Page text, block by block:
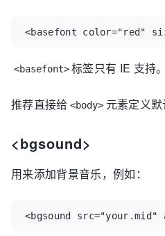
<basefont color="red"
<basefont> 标签只有 IE 支持。
推荐直接给 <body> 元素定义
<bgsound>
用来添加背景音乐，例如：
<bgsound